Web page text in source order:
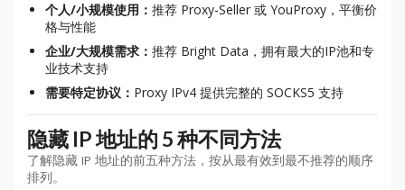
个人/小规模使用： 推荐 Proxy-Seller 或 YouProxy，平衡价
格与性能
企业/大规模需求： 推荐 Bright Data，拥有最大的IP池和专
业技术支持
需要特定协议： Proxy IPv4 提供完整的 SOCKS5 支持
隐藏 IP 地址的 5 种不同方法
了解隐藏 IP 地址的前五种方法，按从最有效到最不推荐的顺序
排列。